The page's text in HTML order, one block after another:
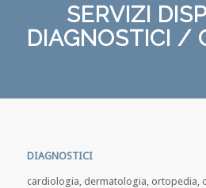
SERVIZI
DIAGNOSTICI /
DIAGNOSTICI
cardiologia, dermatologia, ortopedia,